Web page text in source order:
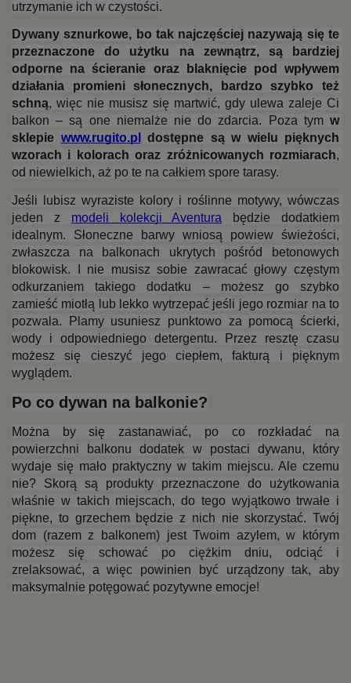
utrzymanie ich w czystości.
Dywany sznurkowe, bo tak najczęściej nazywają się te
przeznaczone do użytku na zewnątrz, są bardziej
odporne na ścieranie oraz blaknięcie pod wpływem
działania promieni słonecznych, bardzo szybko też
schną, więc nie musisz się martwić, gdy ulewa zaleje Ci
balkon – są one niemalże nie do zdarcia. Poza tym w
sklepie www.rugito.pl
dostępne są w wielu pięknych
wzorach i kolorach oraz zróżnicowanych rozmiarach,
od niewielkich, aż po te na całkiem spore tarasy.
Jeśli lubisz wyraziste kolory i roślinne motywy, wówczas
jeden z modeli kolekcji Aventura będzie dodatkiem
idealnym. Słoneczne barwy wniosą powiew świeżości,
zwłaszcza na balkonach ukrytych pośród betonowych
blokowisk. I nie musisz sobie zawracać głowy częstym
odkurzaniem takiego dodatku – możesz go szybko
zamieść miotłą lub lekko wytrzepać jeśli jego rozmiar na to
pozwala. Plamy usuniesz punktowo za pomocą ścierki,
wody i odpowiedniego detergentu. Przez resztę czasu
możesz się cieszyć jego ciepłem, fakturą i pięknym
wyglądem.
Po co dywan na balkonie?
Można by się zastanawiać, po co rozkładać na
powierzchni balkonu dodatek w postaci dywanu, który
wydaje się mało praktyczny w takim miejscu. Ale czemu
nie? Skorą są produkty przeznaczone do użytkowania
właśnie w takich miejscach, do tego wyjątkowo trwałe i
piękne, to grzechem będzie z nich nie skorzystać. Twój
dom (razem z balkonem) jest Twoim azylem, w którym
możesz się schować po ciężkim dniu, odciąć i
zrelaksować, a więc powinien być urządzony tak, aby
maksymalnie potęgować pozytywne emocje!